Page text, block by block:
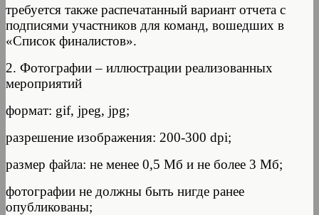
требуется также распечатанный вариант отчета с
подписями участников для команд, вошедших в
«Список финалистов».
2. Фотографии – иллюстрации реализованных
мероприятий
формат: gif, jpeg, jpg;
разрешение изображения: 200-300 dpi;
размер файла: не менее 0,5 Мб и не более 3 Мб;
фотографии не должны быть нигде ранее
опубликованы;